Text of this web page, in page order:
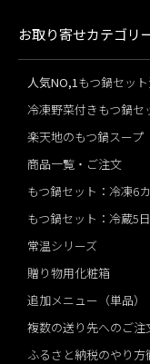
お取り寄せカテゴリ
人気NO,1もつ鍋セッ
冷凍野菜付きもつ鍋セ
楽天地のもつ鍋スープ
商品一覧・ご注文
もつ鍋セット：冷凍6
もつ鍋セット：冷蔵5
常温シリーズ
贈り物用化粧箱
追加メニュー（単品）
複数の送り先へのご注
ふるさと納税のやり方